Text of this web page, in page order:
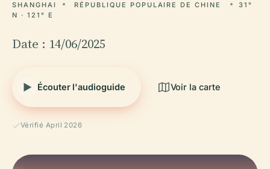
SHANGHAI RÉPUBLIQUE POPULAIRE DE CHINE
31°
N · 121° E
Date : 14/06/2025
Écouter l'audioguide Voir la carte
Vérifié April 2026